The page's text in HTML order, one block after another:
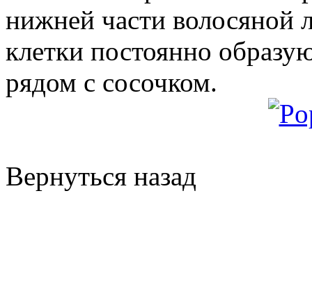
нижней части волосяной
клетки постоянно
рядом с сосочком.
Вернуться назад